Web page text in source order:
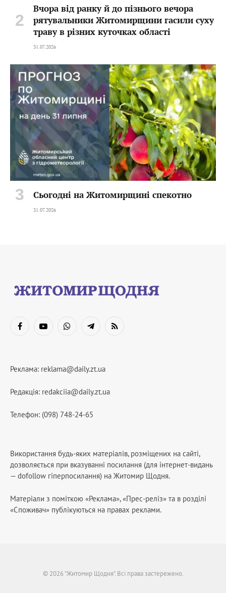
Вчора від ранку й до пізнього вечора
рятувальники Житомирщини гасили суху
траву в різних куточках області
31.07.2026
Сьогодні на Житомирщині спекотно
31.07.2026
FacebookYouTubeWhatsAppTelegramRSS
Реклама: reklama@daily.zt.ua
Редакція: redakciia@daily.zt.ua
Телефон: (098) 748-24-65
Використання будь-яких матеріалів, розміщених на сайті,
дозволяється при вказуванні посилання (для інтернет-видань
— dofollow гіперпосилання) на Житомир Щодня.
Матеріали з поміткою «Реклама», «Прес-реліз» та в розділі
«Споживач» публікуються на правах реклами.
© 2026 "Житомир Щодня". Всі права застережено.